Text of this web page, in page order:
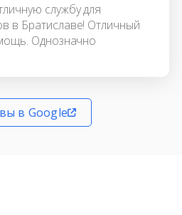
службу для
в Братиславе! Отличный
Однозначно
в Google